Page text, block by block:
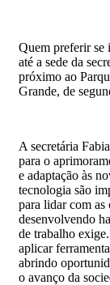
Quem preferir se
até a sede da
próximo ao
Grande, de
A secretária
para o
e adaptação às
tecnologia são
para lidar com as
desenvolvendo
de trabalho
aplicar
abrindo
o avanço da